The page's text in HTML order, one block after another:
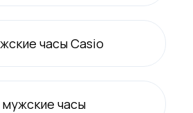
часы Casio
мужские часы